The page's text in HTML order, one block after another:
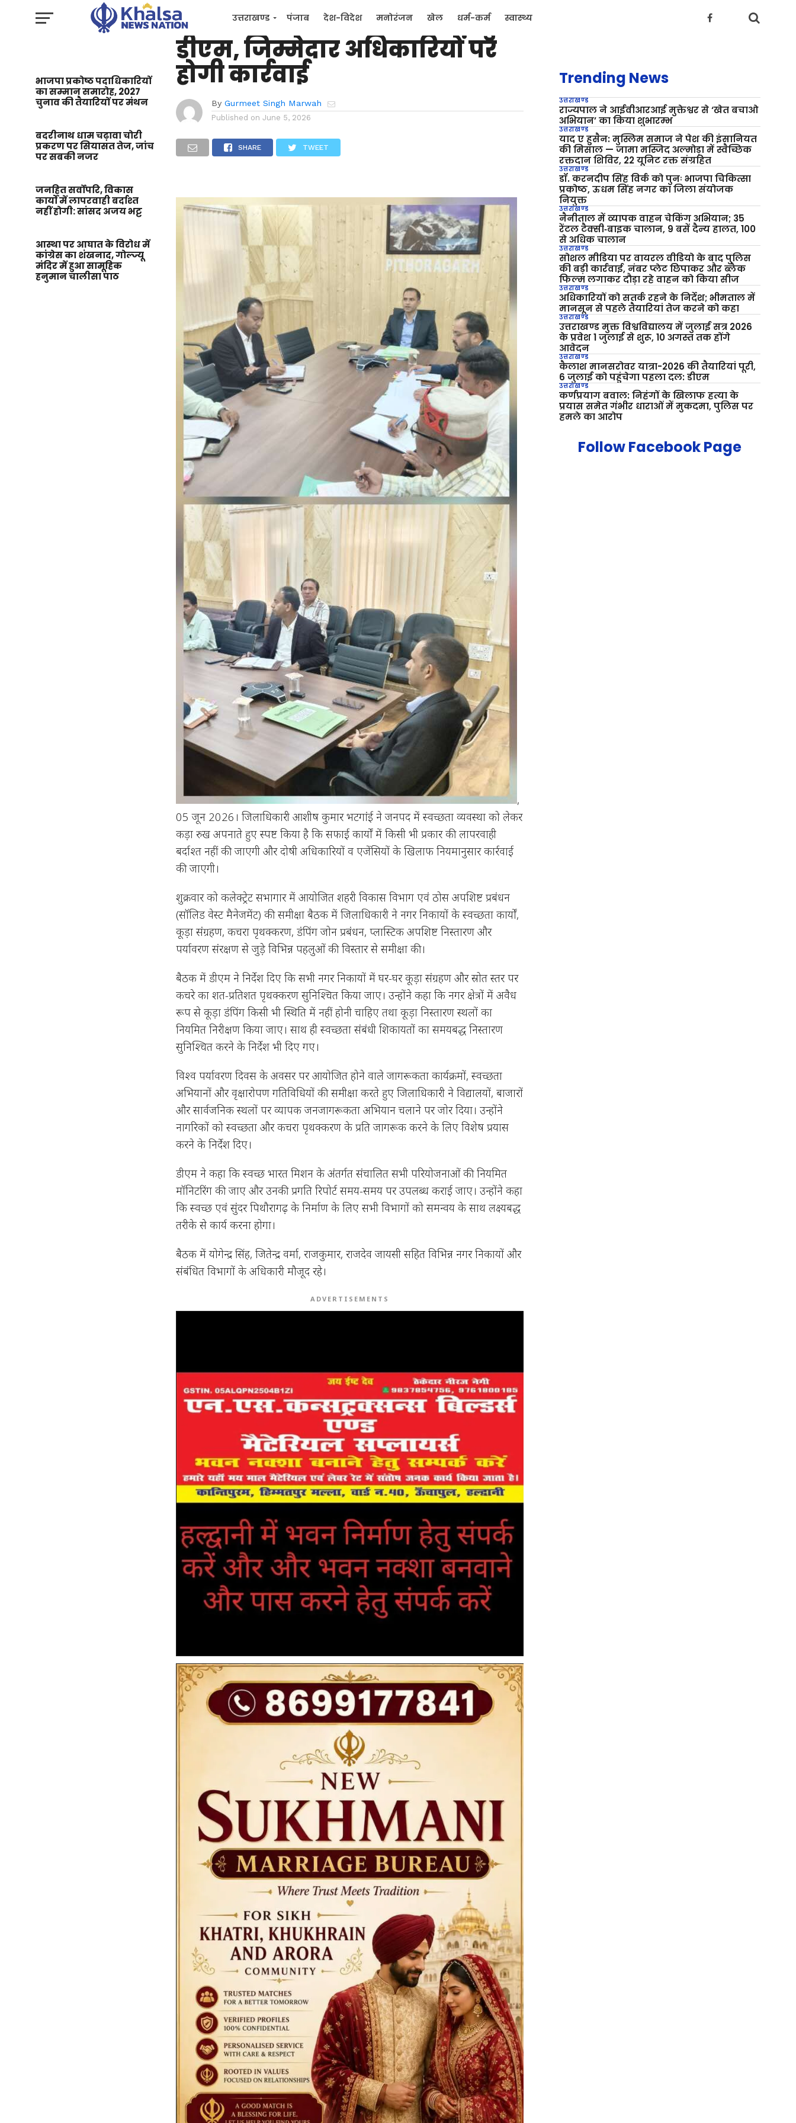
उत्तराखण्ड पंजाब देश-विदेश मनोरंजन खेल धर्म-कर्म स्वास्थ्य
प्रशासनिक जन मुद्दे
भाजपा प्रकोष्ठ पदाधिकारियों
का सम्मान समारोह, 2027
चुनाव की तैयारियों पर मंथन
बदरीनाथ धाम चढ़ावा चोरी
प्रकरण पर सियासत तेज, जांच
पर सबकी नजर
जनहित सर्वोपरि, विकास
कार्यों में लापरवाही बर्दाश्त
नहीं होगी: सांसद अजय भट्ट
आस्था पर आघात के विरोध में
कांग्रेस का शंखनाद, गोल्ज्यू
मंदिर में हुआ सामूहिक
हनुमान चालीसा पाठ
स्वच्छता में लापरवाही पर सख्त हुए
डीएम, जिम्मेदार अधिकारियों पर
होगी कार्रवाई
By Gurmeet Singh Marwah
Published on June 5, 2026
SHARE TWEET
,
05 जून 2026। जिलाधिकारी आशीष कुमार भटगांई ने जनपद में स्वच्छता व्यवस्था को लेकर
कड़ा रुख अपनाते हुए स्पष्ट किया है कि सफाई कार्यों में किसी भी प्रकार की लापरवाही
बर्दाश्त नहीं की जाएगी और दोषी अधिकारियों व एजेंसियों के खिलाफ नियमानुसार कार्रवाई
की जाएगी।
शुक्रवार को कलेक्ट्रेट सभागार में आयोजित शहरी विकास विभाग एवं ठोस अपशिष्ट प्रबंधन
(सॉलिड वेस्ट मैनेजमेंट) की समीक्षा बैठक में जिलाधिकारी ने नगर निकायों के स्वच्छता कार्यों,
कूड़ा संग्रहण, कचरा पृथक्करण, डंपिंग जोन प्रबंधन, प्लास्टिक अपशिष्ट निस्तारण और
पर्यावरण संरक्षण से जुड़े विभिन्न पहलुओं की विस्तार से समीक्षा की।
बैठक में डीएम ने निर्देश दिए कि सभी नगर निकायों में घर-घर कूड़ा संग्रहण और स्रोत स्तर पर
कचरे का शत-प्रतिशत पृथक्करण सुनिश्चित किया जाए। उन्होंने कहा कि नगर क्षेत्रों में अवैध
रूप से कूड़ा डंपिंग किसी भी स्थिति में नहीं होनी चाहिए तथा कूड़ा निस्तारण स्थलों का
नियमित निरीक्षण किया जाए। साथ ही स्वच्छता संबंधी शिकायतों का समयबद्ध निस्तारण
सुनिश्चित करने के निर्देश भी दिए गए।
विश्व पर्यावरण दिवस के अवसर पर आयोजित होने वाले जागरूकता कार्यक्रमों, स्वच्छता
अभियानों और वृक्षारोपण गतिविधियों की समीक्षा करते हुए जिलाधिकारी ने विद्यालयों, बाजारों
और सार्वजनिक स्थलों पर व्यापक जनजागरूकता अभियान चलाने पर जोर दिया। उन्होंने
नागरिकों को स्वच्छता और कचरा पृथक्करण के प्रति जागरूक करने के लिए विशेष प्रयास
करने के निर्देश दिए।
डीएम ने कहा कि स्वच्छ भारत मिशन के अंतर्गत संचालित सभी परियोजनाओं की नियमित
मॉनिटरिंग की जाए और उनकी प्रगति रिपोर्ट समय-समय पर उपलब्ध कराई जाए। उन्होंने कहा
कि स्वच्छ एवं सुंदर पिथौरागढ़ के निर्माण के लिए सभी विभागों को समन्वय के साथ लक्ष्यबद्ध
तरीके से कार्य करना होगा।
बैठक में योगेन्द्र सिंह, जितेन्द्र वर्मा, राजकुमार, राजदेव जायसी सहित विभिन्न नगर निकायों और
संबंधित विभागों के अधिकारी मौजूद रहे।
ADVERTISEMENTS
Trending News
उत्तराखण्ड
राज्यपाल ने आईवीआरआई मुक्तेश्वर से ‘खेत बचाओ
अभियान’ का किया शुभारम्भ
उत्तराखण्ड
याद ए हुसैन: मुस्लिम समाज ने पेश की इंसानियत
की मिसाल — जामा मस्जिद अल्मोड़ा में स्वैच्छिक
रक्तदान शिविर, 22 यूनिट रक्त संग्रहित
उत्तराखण्ड
डॉ. करनदीप सिंह विर्क को पुनः भाजपा चिकित्सा
प्रकोष्ठ, ऊधम सिंह नगर का जिला संयोजक
नियुक्त
उत्तराखण्ड
नैनीताल में व्यापक वाहन चेकिंग अभियान; 35
रेंटल टैक्सी‑बाइक चालान, 9 बसें दैन्य हालत, 100
से अधिक चालान
उत्तराखण्ड
सोशल मीडिया पर वायरल वीडियो के बाद पुलिस
की बड़ी कार्रवाई, नंबर प्लेट छिपाकर और ब्लैक
फिल्म लगाकर दौड़ा रहे वाहन को किया सीज
उत्तराखण्ड
अधिकारियों को सतर्क रहने के निर्देश; भीमताल में
मानसून से पहले तैयारियां तेज करने को कहा
उत्तराखण्ड
उत्तराखण्ड मुक्त विश्वविद्यालय में जुलाई सत्र 2026
के प्रवेश 1 जुलाई से शुरू, 10 अगस्त तक होंगे
आवेदन
उत्तराखण्ड
कैलाश मानसरोवर यात्रा-2026 की तैयारियां पूरी,
6 जुलाई को पहुंचेगा पहला दल: डीएम
उत्तराखण्ड
कर्णप्रयाग बवाल: निहंगों के खिलाफ हत्या के
प्रयास समेत गंभीर धाराओं में मुकदमा, पुलिस पर
हमले का आरोप
Follow Facebook Page